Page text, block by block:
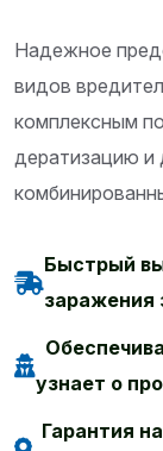
Надежное
видов
комплексным
дератизацию и
Быстрый
заражения
узнает о
Гарантия